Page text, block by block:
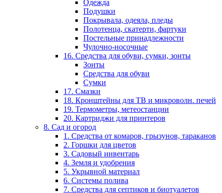
Одежда
Подушки
Покрывала, одеяла, пледы
Полотенца, скатерти, фартуки
Постельные принадлежности
Чулочно-носочные
16. Средства для обуви, сумки, зонты
Зонты
Средства для обуви
Сумки
17. Смазки
18. Кронштейны для ТВ и микроволн. печей
19. Термометры, метеостанции
20. Картриджи для принтеров
8. Сад и огород
1. Средства от комаров, грызунов, тараканов
2. Горшки для цветов
3. Садовый инвентарь
4. Земля и удобрения
5. Укрывной материал
6. Системы полива
7. Средства для септиков и биотуалетов